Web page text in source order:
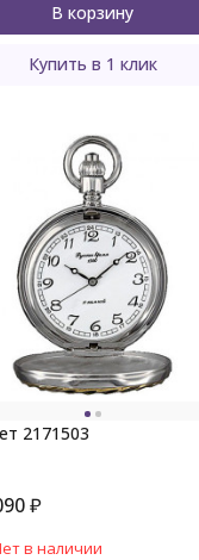
В корзину
Купить в 1 клик
2171503
₽
в наличии